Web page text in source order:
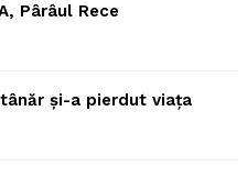
Pârâul Rece
și-a pierdut viața